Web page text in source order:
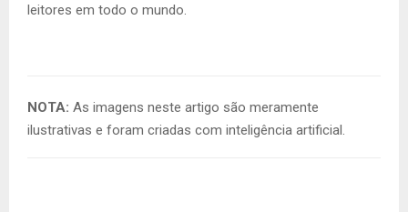
leitores em todo o mundo.
NOTA: As imagens neste artigo são meramente
ilustrativas e foram criadas com inteligência artificial.